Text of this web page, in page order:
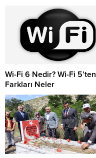
Wi-Fi 6 Nedir? Wi-Fi 5’ten
Farkları Neler